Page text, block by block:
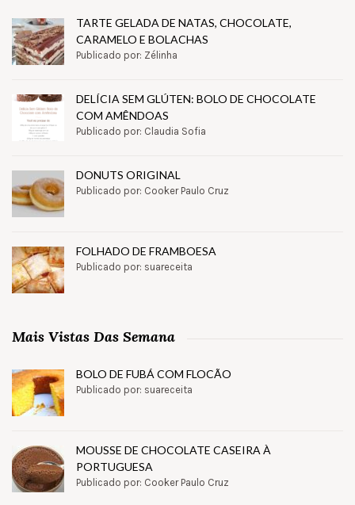
TARTE GELADA DE NATAS, CHOCOLATE,
CARAMELO E BOLACHAS
Publicado por: Zélinha
DELÍCIA SEM GLÚTEN: BOLO DE CHOCOLATE
COM AMÊNDOAS
Publicado por: Claudia Sofia
DONUTS ORIGINAL
Publicado por: Cooker Paulo Cruz
FOLHADO DE FRAMBOESA
Publicado por: suareceita
Mais Vistas Das Semana
BOLO DE FUBÁ COM FLOCÃO
Publicado por: suareceita
MOUSSE DE CHOCOLATE CASEIRA À
PORTUGUESA
Publicado por: Cooker Paulo Cruz